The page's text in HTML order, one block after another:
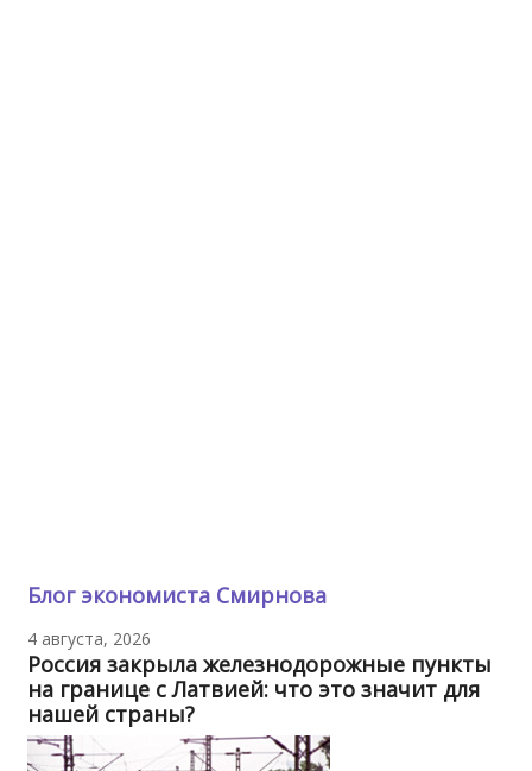
Блог экономиста Смирнова
4 августа, 2026
Россия закрыла железнодорожные пункты
на границе с Латвией: что это значит для
нашей страны?